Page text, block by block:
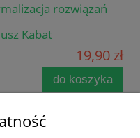
rozwiązań
Kabat
19,90 zł
do koszyka